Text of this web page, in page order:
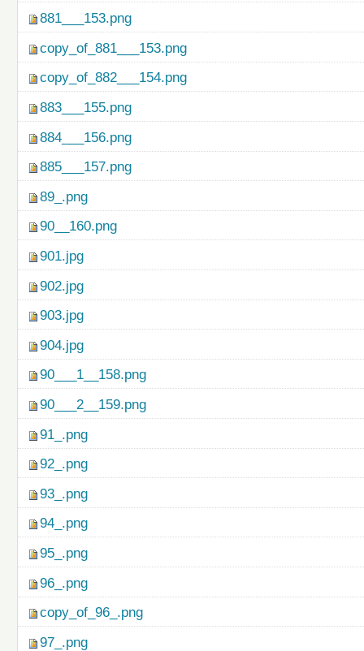
881___153.png
copy_of_881___153.png
copy_of_882___154.png
883___155.png
884___156.png
885___157.png
89_.png
90__160.png
901.jpg
902.jpg
903.jpg
904.jpg
90___1__158.png
90___2__159.png
91_.png
92_.png
93_.png
94_.png
95_.png
96_.png
copy_of_96_.png
97_.png